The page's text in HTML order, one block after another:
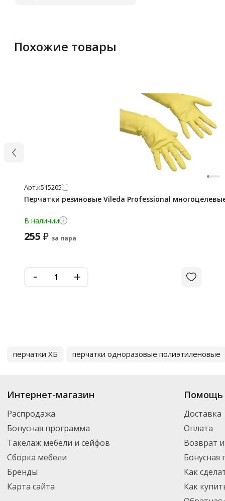
Похожие товары
Арт.к515205
Перчатки резиновые Vileda Professional
В наличии
255 ₽ за пара
- +
перчатки ХБ перчатки одноразовые полиэтиленовые
Интернет-магазин
Распродажа
Бонусная программа
Такелаж мебели и сейфов
Сборка мебели
Бренды
Карта сайта
Помощь
Доставка
Оплата
Возврат
Бонусная
Как
Как